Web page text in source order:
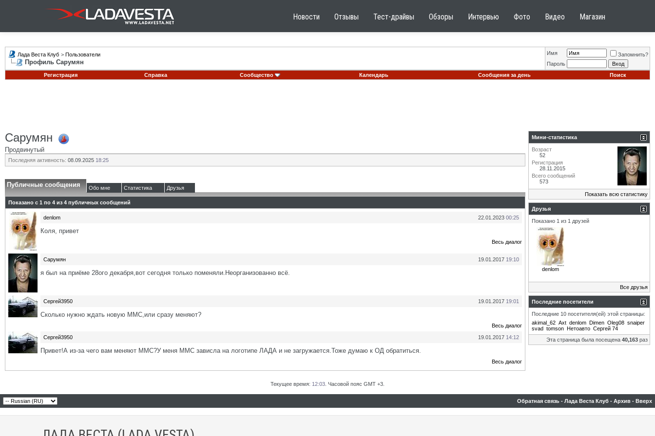
Новости Отзывы Тест-драйвы Обзоры Интервью Фото Видео Магазин
Лада Веста Клуб > Пользователи
Профиль Сарумян
Имя
Запомнить?
Пароль
Регистрация
Справка Сообщество Календарь Сообщения за день Поиск
Сарумян
Продвинутый
Последняя активность: 08.09.2025 18:25
Публичные сообщения Обо мне Статистика Друзья
Показано с 1 по 4 из 4 публичных сообщений
22.01.2023 00:25
denlom
Коля, привет
Весь диалог
19.01.2017 19:10
Сарумян
я был на приёме 28ого декабря,вот сегодня только поменяли.Неорганизованно всё.
19.01.2017 19:01
Сергей3950
Сколько нужно ждать новую ММС,или сразу меняют?
Весь диалог
19.01.2017 14:12
Сергей3950
Привет!А из-за чего вам меняют ММС?У меня ММС зависла на логотипе ЛАДА и не загружается.Тоже думаю к ОД обратиться.
Весь диалог
Мини-статистика
Возраст
52
Регистрация
28.11.2015
Всего сообщений
573
Показать всю статистику
Друзья
Показано 1 из 1 друзей
denlom
Все друзья
Последние посетители
Последние 10 посетителя(ей) этой страницы:
akimal_62 Axt denlom Dimen Oleg08 snaiper
svad tomson Нетоавто Сергей 74
Эта страница была посещена 40,163 раз
Текущее время: 12:03 . Часовой пояс GMT +3.
Обратная связь - Лада Веста Клуб - Архив - Вверх